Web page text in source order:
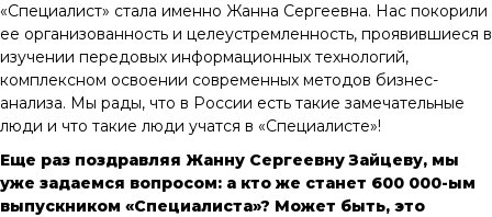
«Специалист» стала именно Жанна Сергеевна. Нас покорили
ее организованность и целеустремленность, проявившиеся в
изучении передовых информационных технологий,
комплексном освоении современных методов бизнес-
анализа. Мы рады, что в России есть такие замечательные
люди и что такие люди учатся в «Специалисте»!
Еще раз поздравляя Жанну Сергеевну Зайцеву, мы
уже задаемся вопросом: а кто же станет 600 000-ым
выпускником «Специалиста»? Может быть, это